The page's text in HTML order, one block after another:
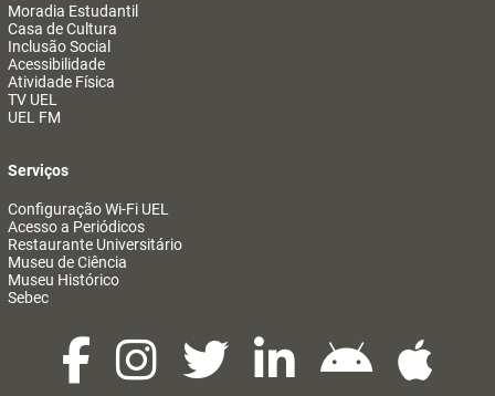
Moradia Estudantil
Casa de Cultura
Inclusão Social
Acessibilidade
Atividade Física
TV UEL
UEL FM
Serviços
Configuração Wi-Fi UEL
Acesso a Periódicos
Restaurante Universitário
Museu de Ciência
Museu Histórico
Sebec